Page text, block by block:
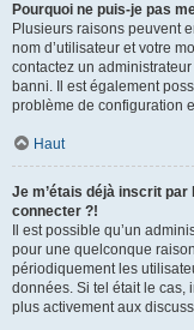
Pourquoi ne puis-je pas
Plusieurs raisons peuvent
nom d’utilisateur et votre
contactez un
banni. Il est également
problème de configuration
Haut
Je m’étais déjà inscrit
connecter ?!
Il est possible qu’un
pour une quelconque
périodiquement les
données. Si tel était le cas,
plus activement aux